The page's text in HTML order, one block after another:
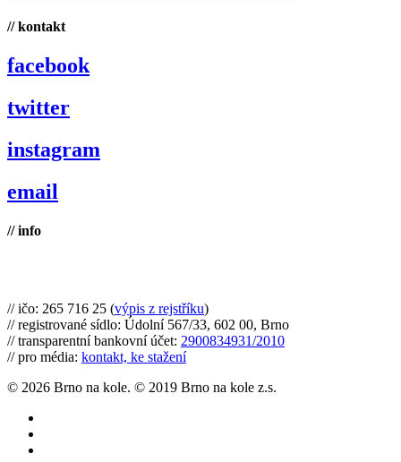
// kontakt
facebook
twitter
instagram
email
// info
// ičo: 265 716 25 (výpis z rejstříku)
// registrované sídlo: Údolní 567/33, 602 00, Brno
// transparentní bankovní účet: 2900834931/2010
// pro média: kontakt, ke stažení
© 2026 Brno na kole. © 2019 Brno na kole z.s.